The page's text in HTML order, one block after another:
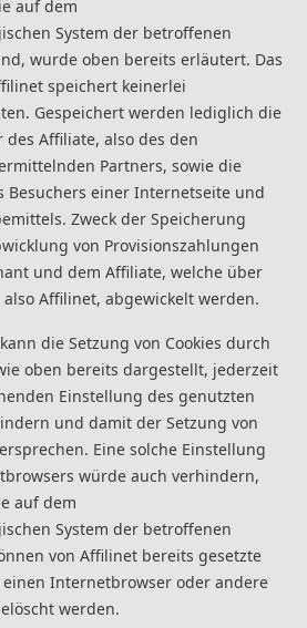
auf dem
System der betroffenen
wurde oben bereits erläutert. Das
speichert keinerlei
Gespeichert werden lediglich die
Affiliate, also des den
Partners, sowie die
Besuchers einer Internetseite und
Zweck der Speicherung
von Provisionszahlungen
und dem Affiliate, welche über
Affilinet, abgewickelt werden.
die Setzung von Cookies durch
oben bereits dargestellt, jederzeit
Einstellung des genutzten
und damit der Setzung von
Eine solche Einstellung
würde auch verhindern,
auf dem
System der betroffenen
von Affilinet bereits gesetzte
einen Internetbrowser oder andere
werden.